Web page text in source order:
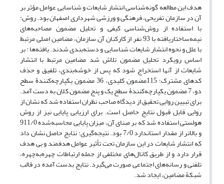
هدف این مطالعه گونه‌شناسی انتشار شایعات و شناسایی عوامل مؤثر بر
آن در سازمان تفریحی، فرهنگی و ورزشی شهرداری اصفهان بود. روش:
با استفاده از روش‌شناسی کیفی و تحلیل مضمون مصاحبه‌های
نیمه‌ساختاریافته با 93 نفر از کارکنان آن سازمان، مضامین اصلی مرتبط
با علل و نحوه انتشار شایعات شناسایی و دسته‌بندی شدند. یافته‌ها : بر
اساس رویکرد تحلیل مضمون تلاش شد مضامین مرتبط با انتشار
شایعات از آنها استخراج شود که پس از خوشه‌بندی، تلفیق و حذف
کدهای مشترک؛ 115مضمون کلیدی، 36 مضمون یکپارچه‌کنندۀ سطح
دو، 7 مضمون یکپارچه‌کنندۀ سطح یک و پنج مضمون کلان به دست آمد.
برای تبیین روایی تحقیق از دیدگاه صاحب نظران استفاده شد که نشان از
روایی قابل قبول نتایج حاصل است. برای ارزیابی پایایی نیز از روش
هولستی استفاده شد که بر مبنای آن، میزان پایایی محاسبه‌شده 911/0
و بالاتر از مقدار استاندارد 7/0 بود. نتیجه‌گیری: نتایج حاصل نشان داد
که انتشار شایعات در این سازمان تحت تأثیر عوامل هدفمند و بی هدف
قرار دارد و از طریق کانال‌های مختلفی از جمله ارتباطات چهره‌به‌چهره،
تلفنی و رسانه‌های اجتماعی صورت می‌گیرد. نتایج بدست آمده در قالب
شبکۀ مضامین، ایجاد شد.